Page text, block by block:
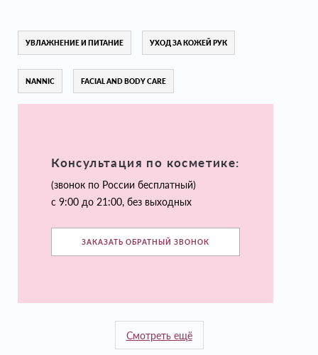
УВЛАЖНЕНИЕ И ПИТАНИЕ УХОД ЗА КОЖЕЙ РУК
NANNIC FACIAL AND BODY CARE
Консультация по косметике:
(звонок по России бесплатный)
с 9:00 до 21:00, без выходных
ЗАКАЗАТЬ ОБРАТНЫЙ ЗВОНОК
Смотреть ещё